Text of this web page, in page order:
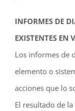
INFORMES DE
EXISTENTES EN
Los informes de
elemento o
acciones que lo
El resultado de